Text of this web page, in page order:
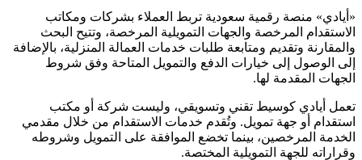
«أيادي» منصة رقمية سعودية تربط العملاء بشركات ومكاتب
الاستقدام المرخصة والجهات التمويلية المرخصة، وتتيح البحث
والمقارنة وتقديم ومتابعة طلبات خدمات العمالة المنزلية، بالإضافة
إلى الوصول إلى خيارات الدفع والتمويل المتاحة وفق شروط
الجهات المقدمة لها.
تعمل أيادي كوسيط تقني وتسويقي، وليست شركة أو مكتب
استقدام أو جهة تمويل. وتُقدم خدمات الاستقدام من خلال مقدمي
الخدمة المرخصين، بينما تخضع الموافقة على التمويل وشروطه
وقراراته للجهة التمويلية المختصة.